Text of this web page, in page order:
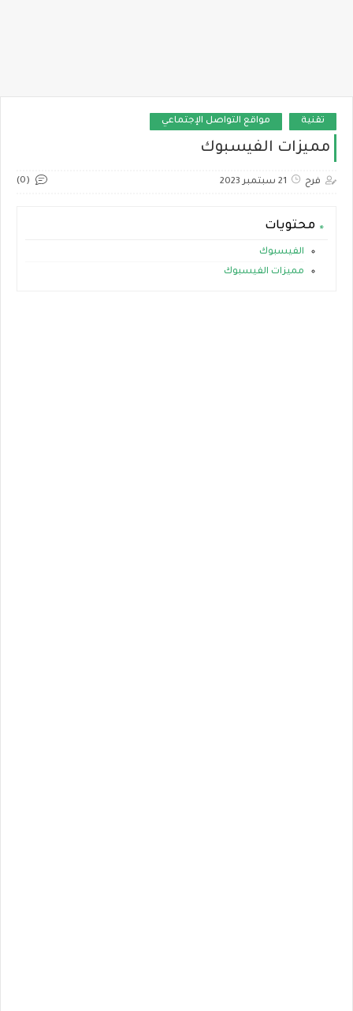
تقنية مواقع التواصل الإجتماعي
مميزات الفيسبوك
فرح 21 سبتمبر 2023 (0)
محتويات
الفيسبوك
مميزات الفيسبوك